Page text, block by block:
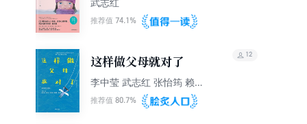
武志红
推荐值 74.1%
这样做父母就对了
李中莹 武志红 张怡筠 赖佩
霞等口述
推荐值 80.7%
12